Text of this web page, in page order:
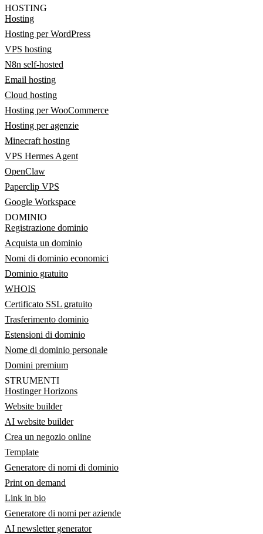
HOSTING
Hosting
Hosting per WordPress
VPS hosting
N8n self-hosted
Email hosting
Cloud hosting
Hosting per WooCommerce
Hosting per agenzie
Minecraft hosting
VPS Hermes Agent
OpenClaw
Paperclip VPS
Google Workspace
DOMINIO
Registrazione dominio
Acquista un dominio
Nomi di dominio economici
Dominio gratuito
WHOIS
Certificato SSL gratuito
Trasferimento dominio
Estensioni di dominio
Nome di dominio personale
Domini premium
STRUMENTI
Hostinger Horizons
Website builder
AI website builder
Crea un negozio online
Template
Generatore di nomi di dominio
Print on demand
Link in bio
Generatore di nomi per aziende
AI newsletter generator